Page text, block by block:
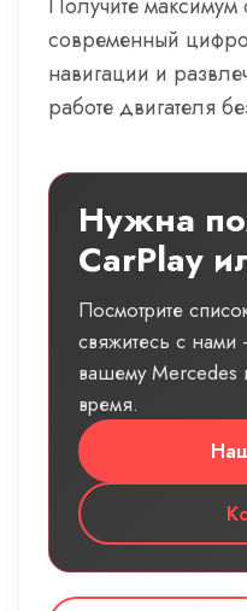
современный
навигации и
работе двигателя
Нужна
CarPlay
Посмотрите
свяжитесь с
вашему
время.